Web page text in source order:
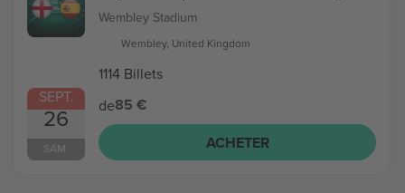
SEPT.
26
SAM.
Wembley Stadium
Wembley, United Kingdom
1114 Billets
de85 €
ACHETER